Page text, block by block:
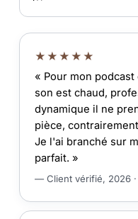
★★★★★
« Pour mon
son est chaud,
dynamique il ne
pièce,
Je l'ai branché sur
parfait. »
— Client vérifié, 2026 ·